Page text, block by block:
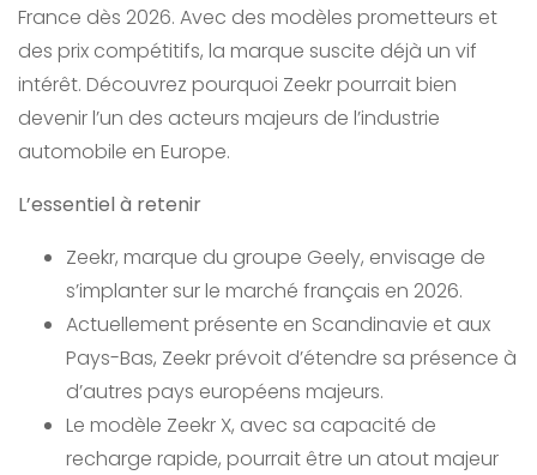
France dès 2026. Avec des modèles prometteurs et
des prix compétitifs, la marque suscite déjà un vif
intérêt. Découvrez pourquoi Zeekr pourrait bien
devenir l’un des acteurs majeurs de l’industrie
automobile en Europe.
L’essentiel à retenir
Zeekr, marque du groupe Geely, envisage de
s’implanter sur le marché français en 2026.
Actuellement présente en Scandinavie et aux
Pays-Bas, Zeekr prévoit d’étendre sa présence à
d’autres pays européens majeurs.
Le modèle Zeekr X, avec sa capacité de
recharge rapide, pourrait être un atout majeur